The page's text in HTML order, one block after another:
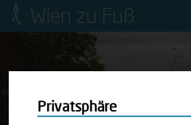
Wien zu Fuß
Mobilitätsbildung
Jugendliche
Ringstraße-
Privatsphäre